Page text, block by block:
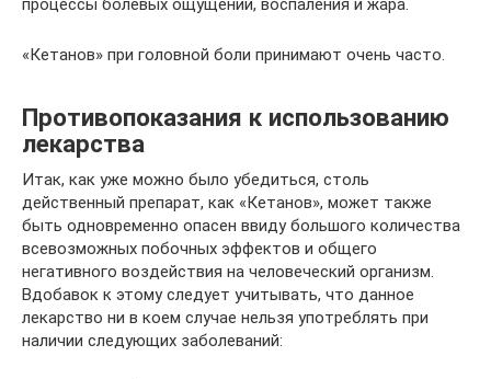
процессы болевых ощущений, воспаления и жара.
«Кетанов» при головной боли принимают очень часто.
Противопоказания к использованию
лекарства
Итак, как уже можно было убедиться, столь
действенный препарат, как «Кетанов», может также
быть одновременно опасен ввиду большого количества
всевозможных побочных эффектов и общего
негативного воздействия на человеческий организм.
Вдобавок к этому следует учитывать, что данное
лекарство ни в коем случае нельзя употреблять при
наличии следующих заболеваний: